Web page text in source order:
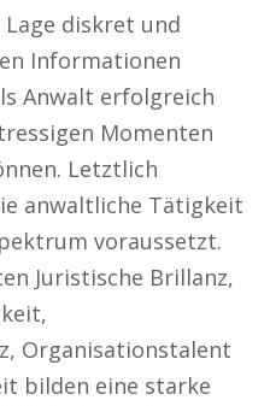
diskret und
Informationen
Anwalt erfolgreich
Momenten
Letztlich
anwaltliche Tätigkeit
voraussetzt.
Juristische Brillanz,
Organisationstalent
bilden eine starke